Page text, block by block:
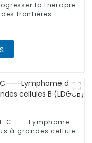
la thérapie
frontières
C----Lymphome
à grandes cellules